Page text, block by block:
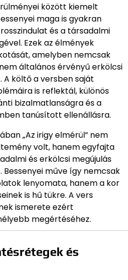
között kiemelt
maga is gyakran
és a társadalmi
Ezek az élmények
amelyben nemcsak
általános érvényű erkölcsi
költő a versben saját
is reflektál, különös
bizalmatlanságra és a
tanúsított ellenállásra.
„Az irigy elmérül” nem
volt, hanem egyfajta
és erkölcsi megújulás
műve így nemcsak
lenyomata, hanem a kor
is hű tükre. A vers
ismerete ezért
megértéséhez.
és